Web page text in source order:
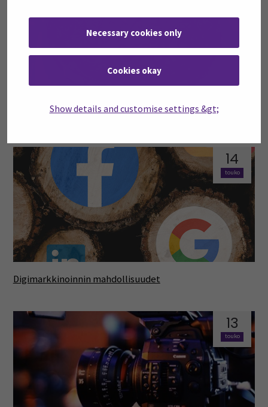
Necessary cookies only
Cookies okay
Show details and customise settings &gt;
Täsmäkoulutuksilla uutta osaamista myös
ravitsemisalan ammattilaisille
14
touko
Digimarkkinoinnin mahdollisuudet
13
touko